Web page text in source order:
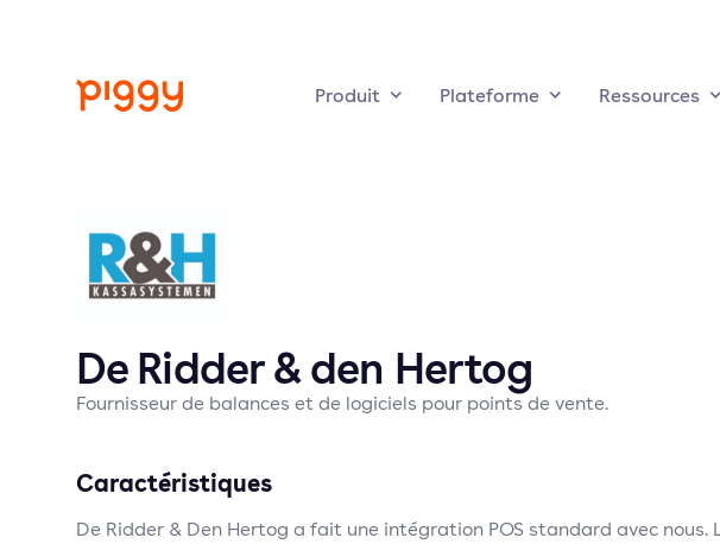
Produit Plateforme Ressources
De Ridder & den Hertog
Fournisseur de balances et de logiciels pour points de vente.
Caractéristiques
De Ridder & Den Hertog a fait une intégration POS standard avec nous.